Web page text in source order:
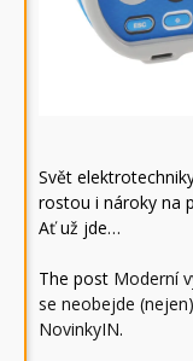
Svět
rostou i nároky na
Ať už jde…
The post Moderní
se neobejde
NovinkyIN.